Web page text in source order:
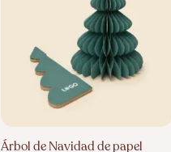
Árbol de Navidad de papel